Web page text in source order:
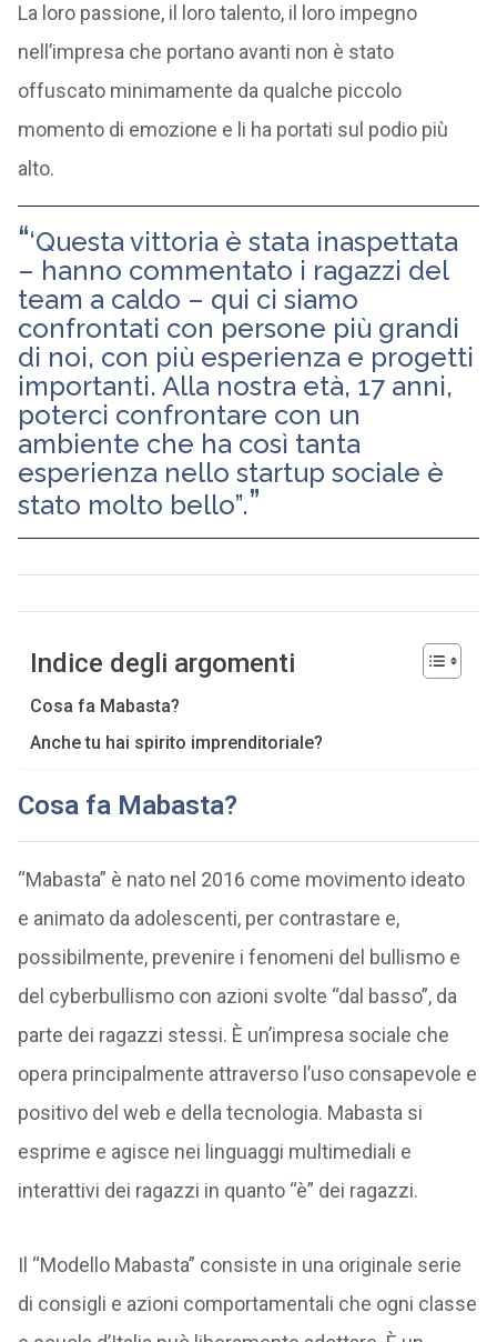
La loro passione, il loro talento, il loro impegno
nell’impresa che portano avanti non è stato
offuscato minimamente da qualche piccolo
momento di emozione e li ha portati sul podio più
alto.
‘Questa vittoria è stata inaspettata
– hanno commentato i ragazzi del
team a caldo – qui ci siamo
confrontati con persone più grandi
di noi, con più esperienza e progetti
importanti. Alla nostra età, 17 anni,
poterci confrontare con un
ambiente che ha così tanta
esperienza nello startup sociale è
stato molto bello”.
Indice degli argomenti
Cosa fa Mabasta?
Anche tu hai spirito imprenditoriale?
Cosa fa Mabasta?
“Mabasta” è nato nel 2016 come movimento ideato
e animato da adolescenti, per contrastare e,
possibilmente, prevenire i fenomeni del bullismo e
del cyberbullismo con azioni svolte “dal basso”, da
parte dei ragazzi stessi. È un’impresa sociale che
opera principalmente attraverso l’uso consapevole e
positivo del web e della tecnologia. Mabasta si
esprime e agisce nei linguaggi multimediali e
interattivi dei ragazzi in quanto “è” dei ragazzi.
Il “Modello Mabasta” consiste in una originale serie
di consigli e azioni comportamentali che ogni classe